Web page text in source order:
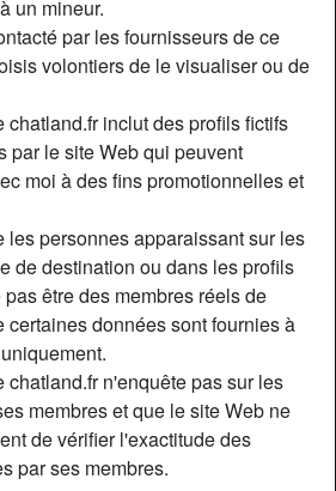
un mineur.
par les fournisseurs de ce
volontiers de le visualiser ou de
chatland.fr inclut des profils fictifs
par le site Web qui peuvent
moi à des fins promotionnelles et
les personnes apparaissant sur les
de destination ou dans les profils
être des membres réels de
certaines données sont fournies à
chatland.fr n'enquête pas sur les
membres et que le site Web ne
de vérifier l'exactitude des
par ses membres.
Femme
Marié(e)
Brun
61 Kg
Non
je ressemble à Céline Dion, tu
de dire que le plus important,
pas à un mec parce que c’est fini
aujourd’hui je suis une cougar !
il n’y a que deux trous disponible à